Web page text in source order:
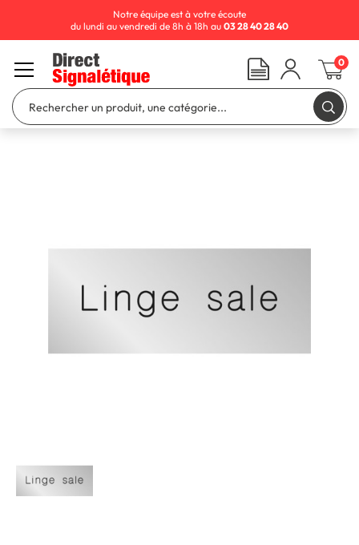
Notre équipe est à votre écoute
du lundi au vendredi de 8h à 18h au 03 28 40 28 40
0